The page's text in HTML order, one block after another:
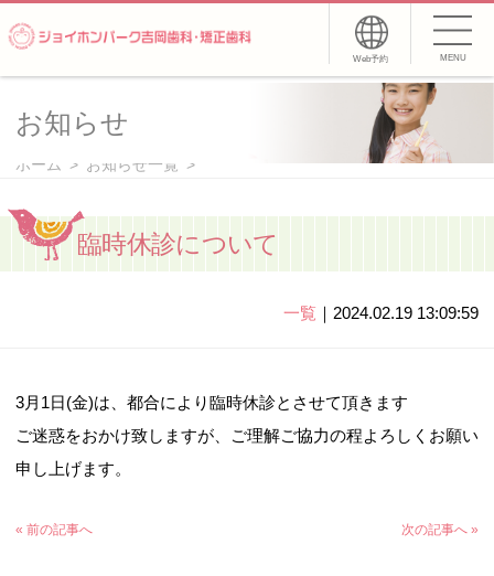
MENU
Web予約
お知らせ
ホーム お知らせ一覧
臨時休診について
一覧 ｜2024.02.19 13:09:59
3月1日(金)は、都合により臨時休診とさせて頂きます
ご迷惑をおかけ致しますが、ご理解ご協力の程よろしくお願い
申し上げます。
« 前の記事へ 次の記事へ »